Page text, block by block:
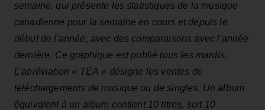
semaine, qui présente les statistiques de la musique
canadienne pour la semaine en cours et depuis le
début de l'année, avec des comparaisons avec l'année
dernière. Ce graphique est publié tous les mardis.
L'abréviation « TEA » désigne les ventes de
téléchargements de musique ou de singles. Un album
équivalent à un album contient 10 titres, soit 10